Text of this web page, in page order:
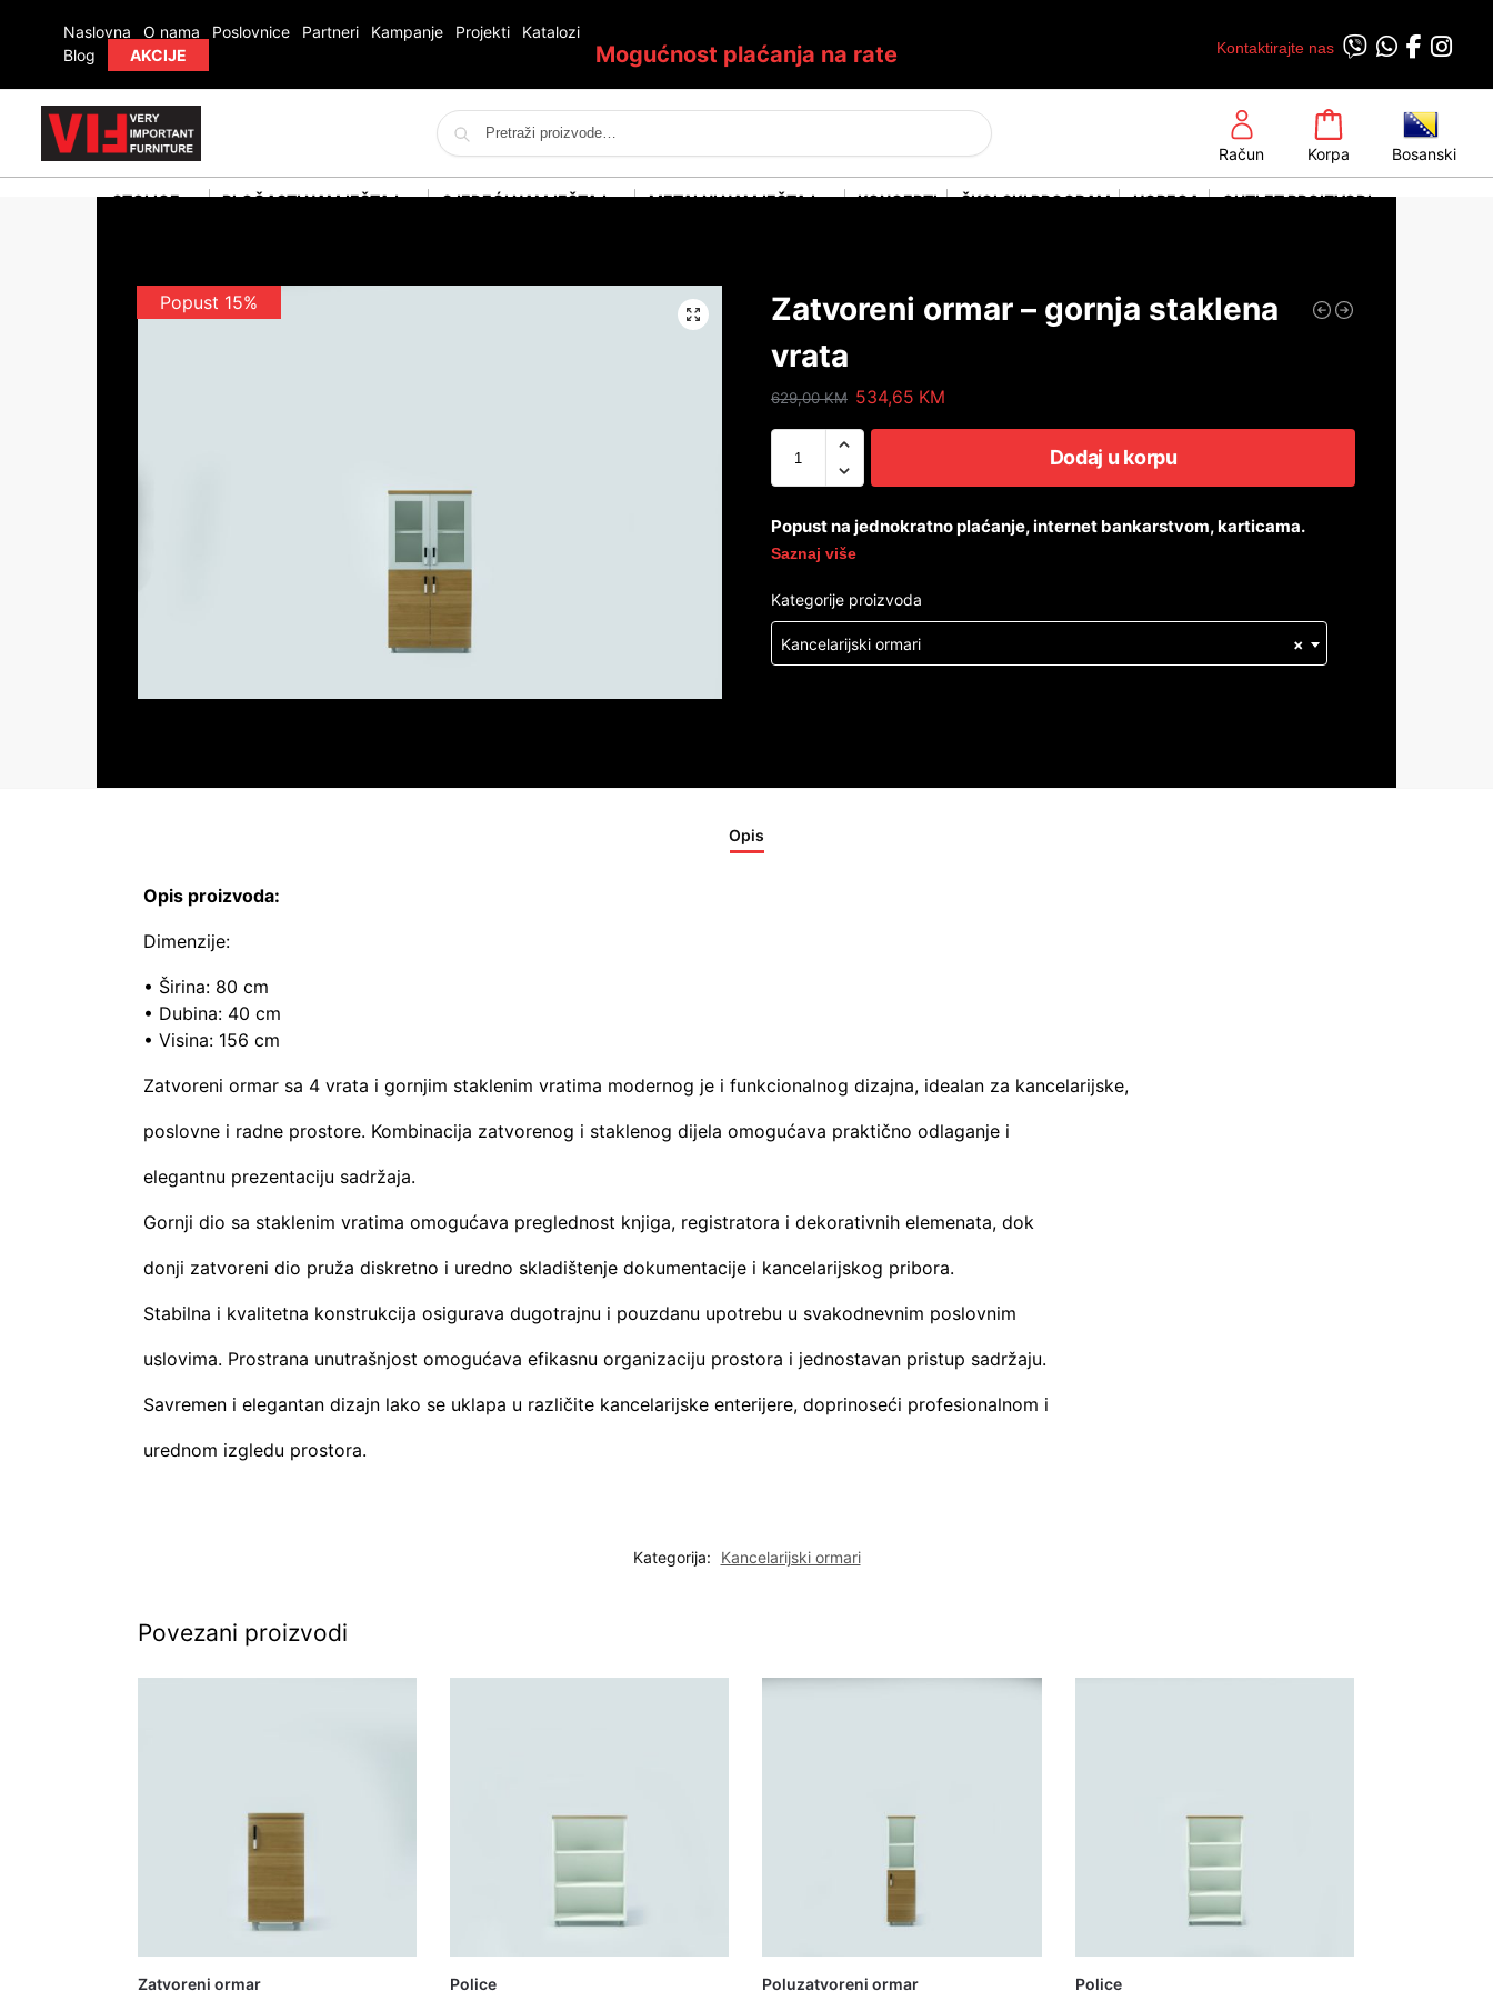
Naslovna O nama Poslovnice Partneri Kampanje Projekti
Katalozi
Blog
AKCIJE Mogućnost plaćanja na rate Kontaktirajte nas
Pretraži
Račun Korpa Bosanski
STOLICE PLOČASTI NAMJEŠTAJ SJEDEĆI NAMJEŠTAJ METALNI NAMJEŠTAJ KONCEPTI ŠKOLSKI PROGRAM HORECA OUTLET PROIZVODI
Popust 15%
Zatvoreni ormar – gornja staklena
vrata
629,00KM 534,65 KM
Dodaj u korpu
Popust na jednokratno plaćanje, internet bankarstvom, karticama.
Saznaj više
Kategorije proizvoda
×
Kancelarijski ormari
Opis
Opis proizvoda:
Dimenzije:
• Širina: 80 cm
• Dubina: 40 cm
• Visina: 156 cm
Zatvoreni ormar sa 4 vrata i gornjim staklenim vratima modernog je i funkcionalnog dizajna, idealan za kancelarijske,
poslovne i radne prostore. Kombinacija zatvorenog i staklenog dijela omogućava praktično odlaganje i
elegantnu prezentaciju sadržaja.
Gornji dio sa staklenim vratima omogućava preglednost knjiga, registratora i dekorativnih elemenata, dok
donji zatvoreni dio pruža diskretno i uredno skladištenje dokumentacije i kancelarijskog pribora.
Stabilna i kvalitetna konstrukcija osigurava dugotrajnu i pouzdanu upotrebu u svakodnevnim poslovnim
uslovima. Prostrana unutrašnjost omogućava efikasnu organizaciju prostora i jednostavan pristup sadržaju.
Savremen i elegantan dizajn lako se uklapa u različite kancelarijske enterijere, doprinoseći profesionalnom i
urednom izgledu prostora.
Kategorija: Kancelarijski ormari
Povezani proizvodi
Zatvoreni ormar Police Poluzatvoreni ormar Police